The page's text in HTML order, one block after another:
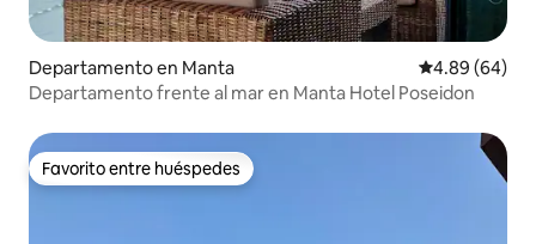
Departamento en Manta Calificación
4.89 (64)
Departamento frente al mar en Manta Hotel Poseidon
Favorito entre huéspedes
Favorito entre huéspedes